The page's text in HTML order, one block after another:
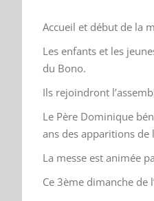
Accueil et début de la
Les enfants et les
du Bono.
Ils rejoindront
Le Père Dominique
ans des apparitions de
La messe est animée
Ce 3ème dimanche de